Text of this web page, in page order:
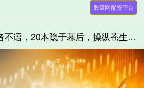
股窜网配资平台
日进金配资 执棋者不语，20本隐于幕后，操纵苍生的小说